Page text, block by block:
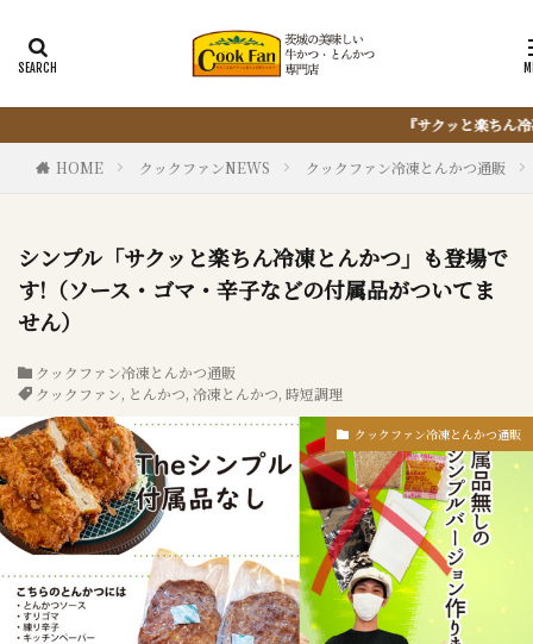
『サクッと楽ちん冷凍とんかつ』は、仕込まない・揚げな
HOME クックファンNEWS クックファン冷凍とんかつ通販
シンプル「サクッと楽ちん冷凍とんかつ」も登場で
す!（ソース・ゴマ・辛子などの付属品がついてま
せん）
クックファン冷凍とんかつ通販
クックファン, とんかつ, 冷凍とんかつ, 時短調理
クックファン冷凍とんかつ通販